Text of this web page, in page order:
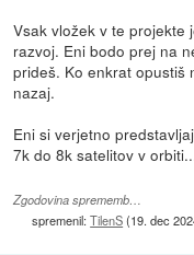
Vsak vložek v te projekte
razvoj. Eni bodo prej na
prideš. Ko enkrat opustiš
nazaj.
Eni si verjetno
7k do 8k satelitov v
Zgodovina sprememb…
spremenil:TilenS(19. dec